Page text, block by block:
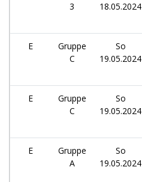
3
18.05.2024
E
Gruppe
C
So
19.05.2024
E
Gruppe
C
So
19.05.2024
E
Gruppe
A
So
19.05.2024